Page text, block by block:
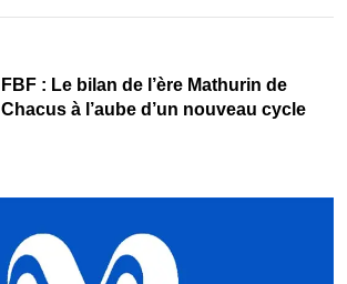
FBF : Le bilan de l’ère Mathurin de
Chacus à l’aube d’un nouveau cycle